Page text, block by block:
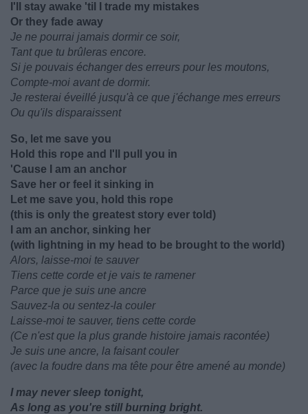
I'll stay awake 'til I trade my mistakes
Or they fade away
Je ne pourrai jamais dormir ce soir,
Tant que tu brûleras encore.
Si je pouvais échanger des erreurs pour les moutons,
Compte-moi avant de dormir.
Je resterai éveillé jusqu'à ce que j'échange mes erreurs
Ou qu'ils disparaissent
So, let me save you
Hold this rope and I'll pull you in
'Cause I am an anchor
Save her or feel it sinking in
Let me save you, hold this rope
(this is only the greatest story ever told)
I am an anchor, sinking her
(with lightning in my head to be brought to the world)
Alors, laisse-moi te sauver
Tiens cette corde et je vais te ramener
Parce que je suis une ancre
Sauvez-la ou sentez-la couler
Laisse-moi te sauver, tiens cette corde
(Ce n'est que la plus grande histoire jamais racontée)
Je suis une ancre, la faisant couler
(avec la foudre dans ma tête pour être amené au monde)
I may never sleep tonight,
As long as you're still burning bright.